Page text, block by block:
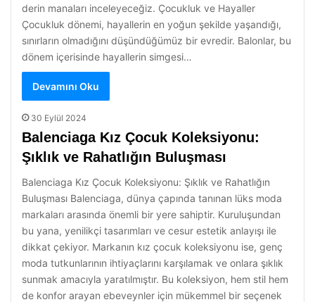
derin manaları inceleyeceğiz. Çocukluk ve Hayaller
Çocukluk dönemi, hayallerin en yoğun şekilde yaşandığı,
sınırların olmadığını düşündüğümüz bir evredir. Balonlar, bu
dönem içerisinde hayallerin simgesi…
Devamını Oku
30 Eylül 2024
Balenciaga Kız Çocuk Koleksiyonu:
Şıklık ve Rahatlığın Buluşması
Balenciaga Kız Çocuk Koleksiyonu: Şıklık ve Rahatlığın
Buluşması Balenciaga, dünya çapında tanınan lüks moda
markaları arasında önemli bir yere sahiptir. Kuruluşundan
bu yana, yenilikçi tasarımları ve cesur estetik anlayışı ile
dikkat çekiyor. Markanın kız çocuk koleksiyonu ise, genç
moda tutkunlarının ihtiyaçlarını karşılamak ve onlara şıklık
sunmak amacıyla yaratılmıştır. Bu koleksiyon, hem stil hem
de konfor arayan ebeveynler için mükemmel bir seçenek